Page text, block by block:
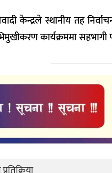
केन्द्रले स्थानीय तह
कार्यक्रममा